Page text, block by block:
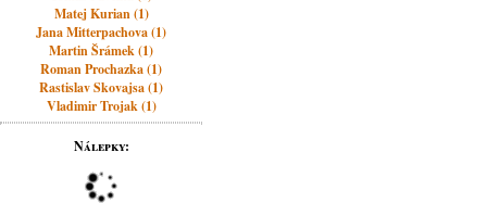
Matej Kurian (1)
Jana Mitterpachova (1)
Martin Šrámek (1)
Roman Prochazka (1)
Rastislav Skovajsa (1)
Vladimir Trojak (1)
Nálepky: